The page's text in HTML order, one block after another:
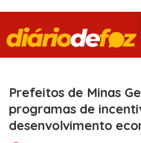
Prefeitos de Minas
programas de
desenvolvimento